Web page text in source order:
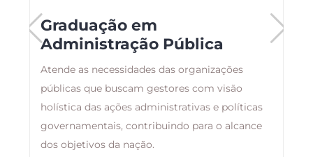
Graduação em
Administração Pública
Atende as necessidades das organizações
públicas que buscam gestores com visão
holística das ações administrativas e políticas
governamentais, contribuindo para o alcance
dos objetivos da nação.